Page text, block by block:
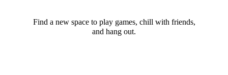
Find a new space to play games, chill with friends,
and hang out.